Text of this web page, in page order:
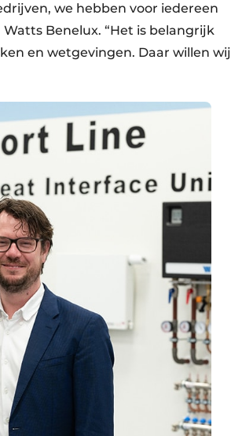
we hebben voor iedereen
Benelux. “Het is belangrijk
en wetgevingen. Daar willen wij